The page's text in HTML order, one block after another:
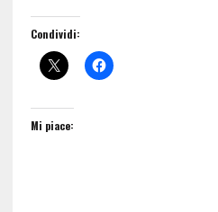
Condividi:
Mi piace: